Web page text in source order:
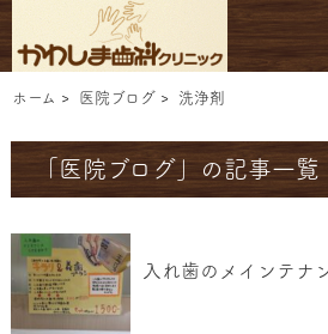
ホーム > 医院ブログ > 洗浄剤
「医院ブログ」の記事一覧
入れ歯のメインテナ